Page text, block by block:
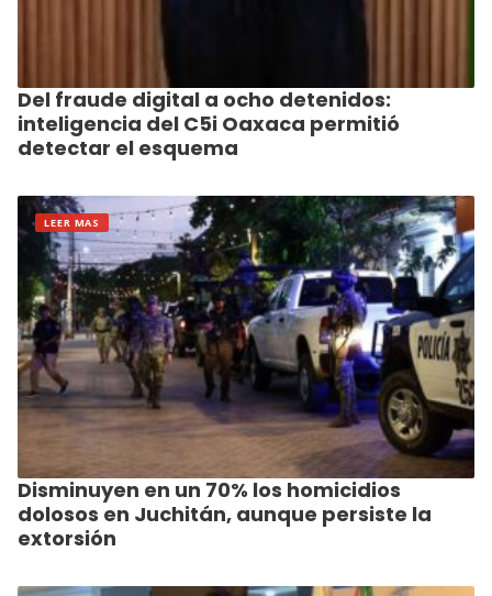
Del fraude digital a ocho detenidos:
inteligencia del C5i Oaxaca permitió
detectar el esquema
LEER MAS
Disminuyen en un 70% los homicidios
dolosos en Juchitán, aunque persiste la
extorsión